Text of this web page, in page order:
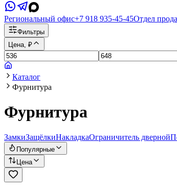
Региональный офис+7 918 935-45-45Отдел
Фильтры
Цена, ₽
Каталог
Фурнитура
Фурнитура
ЗамкиЗащёлкиНакладкаОграничитель дверной
Популярные
Цена